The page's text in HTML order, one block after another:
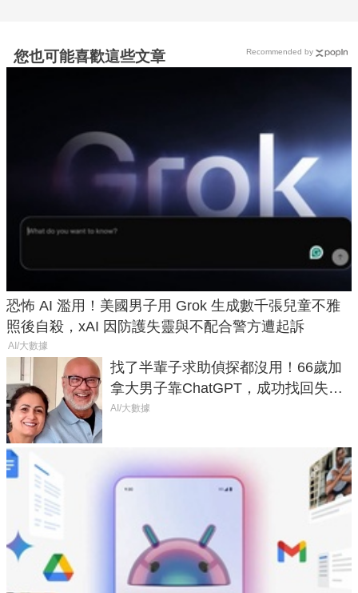
您也可能喜歡這些文章
恐怖 AI 濫用！美國男子用 Grok 生成數千張兒童不雅
照後自殺，xAI 因防護失靈與不配合警方遭起訴
AI/大數據
找了半輩子求助偵探都沒用！66歲加
拿大男子靠ChatGPT，成功找回失散
50年家人
AI/大數據
Recommended by